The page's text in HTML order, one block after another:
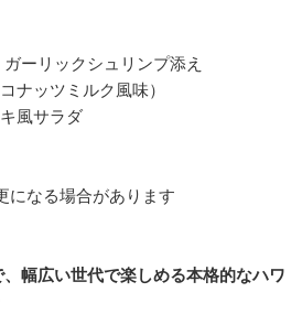
ーリックシュリンプ添え
ナッツミルク風味）
風サラダ
になる場合があります
幅広い世代で楽しめる本格的なハワ